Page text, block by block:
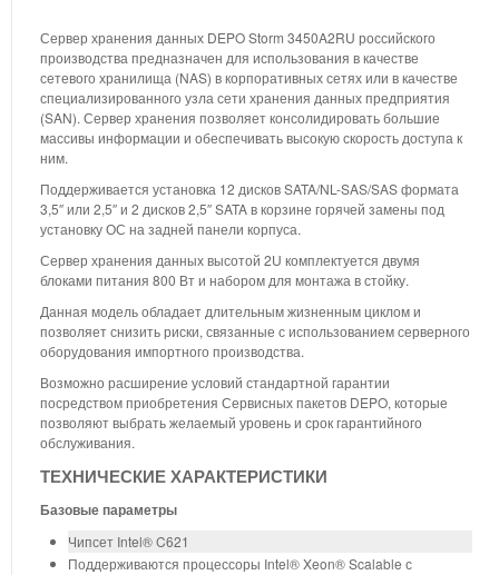
Сервер хранения данных DEPO Storm 3450A2RU российского
производства предназначен для использования в качестве
сетевого хранилища (NAS) в корпоративных сетях или в качестве
специализированного узла сети хранения данных предприятия
(SAN). Сервер хранения позволяет консолидировать большие
массивы информации и обеспечивать высокую скорость доступа к
ним.
Поддерживается установка 12 дисков SATA/NL-SAS/SAS формата
3,5″ или 2,5″ и 2 дисков 2,5″ SATA в корзине горячей замены под
установку ОС на задней панели корпуса.
Сервер хранения данных высотой 2U комплектуется двумя
блоками питания 800 Вт и набором для монтажа в стойку.
Данная модель обладает длительным жизненным циклом и
позволяет снизить риски, связанные с использованием серверного
оборудования импортного производства.
Возможно расширение условий стандартной гарантии
посредством приобретения Сервисных пакетов DEPO, которые
позволяют выбрать желаемый уровень и срок гарантийного
обслуживания.
ТЕХНИЧЕСКИЕ ХАРАКТЕРИСТИКИ
Базовые параметры
Чипсет Intel® C621
Поддерживаются процессоры Intel® Xeon® Scalable с